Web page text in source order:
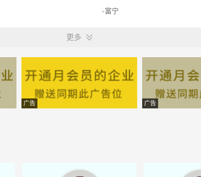
-富宁
-云南富宁
-富宁
更多
广告 广告